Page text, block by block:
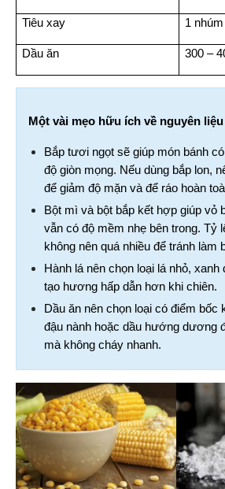
Tiêu xay 1 nhúm
Dầu ăn 300 –
Một vài mẹo hữu ích về nguyên liệu
Bắp tươi ngọt sẽ giúp món bánh
độ giòn mọng. Nếu dùng bắp lon,
để giảm độ mặn và để ráo hoàn
Bột mì và bột bắp kết hợp giúp vỏ
vẫn có độ mềm nhẹ bên trong. Tỷ
không nên quá nhiều để tránh làm
Hành lá nên chọn loại lá nhỏ,
tạo hương hấp dẫn hơn khi chiên.
Dầu ăn nên chọn loại có điểm bốc
đậu nành hoặc dầu hướng dương
mà không cháy nhanh.